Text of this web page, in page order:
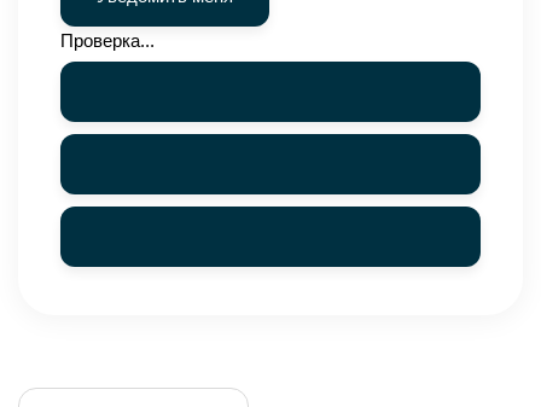
Проверка...